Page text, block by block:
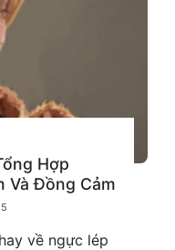
Hợp
Và Đồng Cảm
về ngực lép